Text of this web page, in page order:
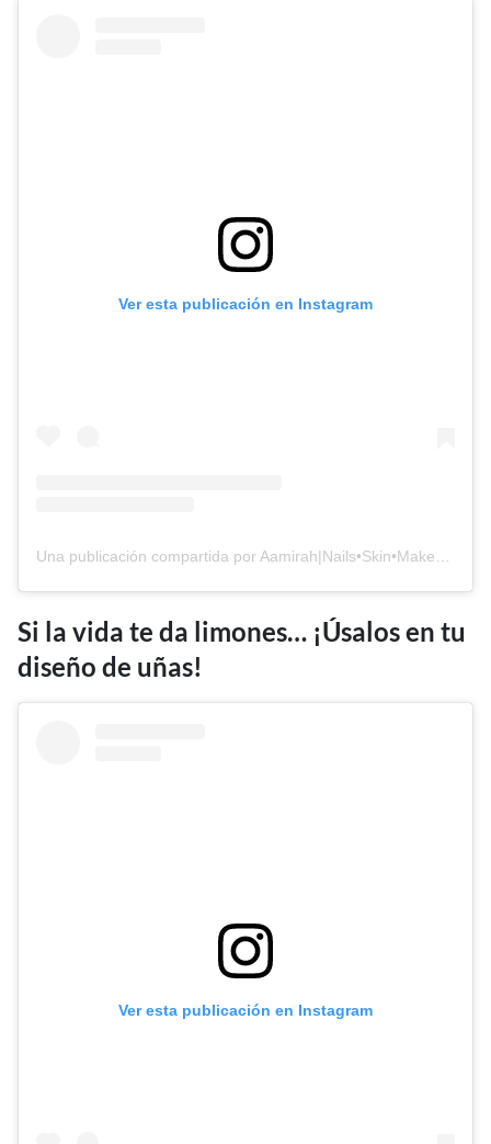
Ver esta publicación en Instagram
Si la vida te da limones… ¡Úsalos en tu
diseño de uñas!
Ver esta publicación en Instagram